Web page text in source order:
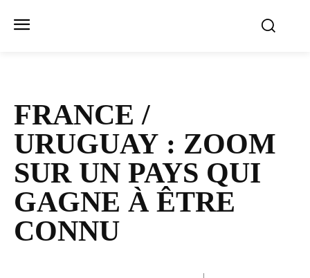
FRANCE /​
URUGUAY : ZOOM
SUR UN PAYS QUI
GAGNE À ÊTRE
CONNU